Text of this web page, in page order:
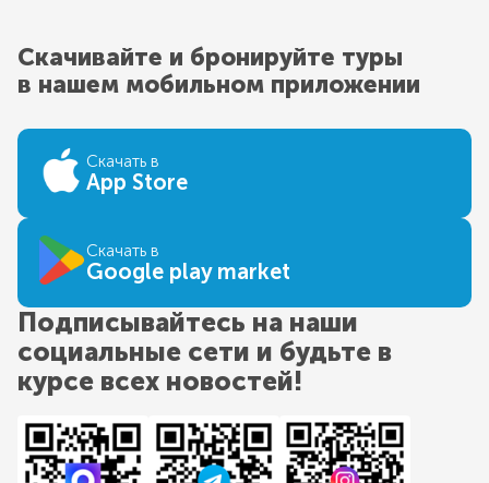
Скачивайте и бронируйте туры
в нашем мобильном приложении
Скачать в
App Store
Скачать в
Google play market
Подписывайтесь на наши
социальные сети и будьте в
курсе всех новостей!